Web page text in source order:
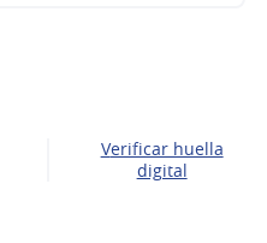
Verificar huella
digital